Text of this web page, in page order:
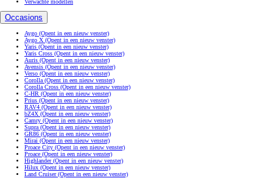
Occasions
Aygo (Opent in een nieuw venster)
Aygo X (Opent in een nieuw venster)
Yaris (Opent in een nieuw venster)
Yaris Cross (Opent in een nieuw venster)
Auris (Opent in een nieuw venster)
Avensis (Opent in een nieuw venster)
Verso (Opent in een nieuw venster)
Corolla (Opent in een nieuw venster)
Corolla Cross (Opent in een nieuw venster)
C-HR (Opent in een nieuw venster)
Prius (Opent in een nieuw venster)
RAV4 (Opent in een nieuw venster)
bZ4X (Opent in een nieuw venster)
Camry (Opent in een nieuw venster)
Supra (Opent in een nieuw venster)
GR86 (Opent in een nieuw venster)
Mirai (Opent in een nieuw venster)
Proace City (Opent in een nieuw venster)
Proace (Opent in een nieuw venster)
Highlander(Opent in een nieuw venster)
Hilux (Opent in een nieuw venster)
Land Cruiser(Opent in een nieuw venster)